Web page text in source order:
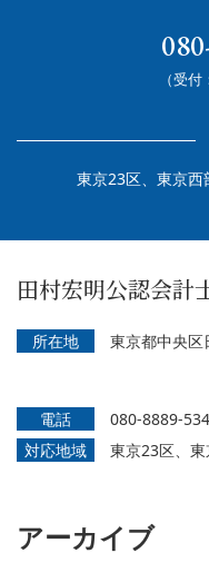
（受
東京23区、東京
田村宏明公認会計
所在地 東京都中央区
電話
080-8889-
対応地域
東京23区、
アーカイブ